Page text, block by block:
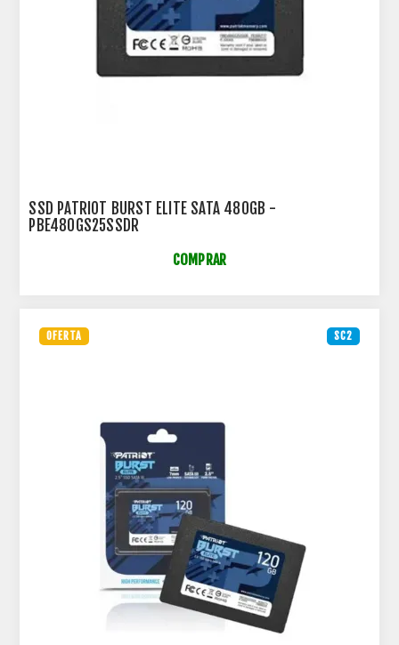
SSD PATRIOT BURST ELITE SATA 480GB -
PBE480GS25SSDR
COMPRAR
SC2
OFERTA